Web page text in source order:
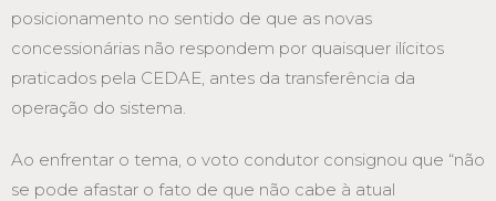
posicionamento no sentido de que as novas
concessionárias não respondem por quaisquer ilícitos
praticados pela CEDAE, antes da transferência da
operação do sistema.
Ao enfrentar o tema, o voto condutor consignou que “não
se pode afastar o fato de que não cabe à atual